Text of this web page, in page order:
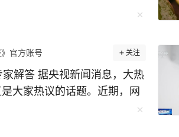
》官方账号 关注
解答 据央视新闻消息，大热
大家热议的话题。近期，网
电”的说法，这个说法科学